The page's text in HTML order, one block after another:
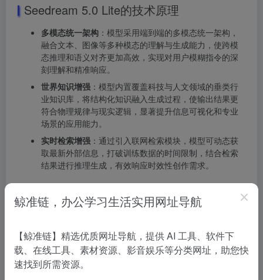
Seedream 5.0 Lite的技术原理
多模态统一架构 ：模型采用端到端的多模态统一架构，
融合文本、图像等多种模态的理解与生成能力，使跨模
态推理和语义对齐更加高效，实现对用户模糊指令的深
刻理解和精准响应。
世界知识增强 ：模型内置覆盖科技与人文领域的垂类行
业知识库，将结构化知识融入生成过程，使输出结果更
符合物理规律与现实逻辑，显著提升信息可视化和专业
场景的应用能力。
实时检索增强 ：通过引入联网检索模块，模型可动态获
取最新外部信息，打破训练数据的时间限制，结合检索
结果进行推理生成，有效响应时效性创作需求。
如何使用Seedream 5.0 Lite
即梦 AI 网页端
：访问官网，进入图片生成模块，选择”
火山方舟体验中心：登录火山方舟平台，进入视觉模型
板块，选择图片生成-Doubao-Seedream-5.0-lite进行体
验。
鲸准链，办公学习生活实用网址导航
【鲸准链】精选优质网址导航，提供 AI 工具、软件下
载、在线工具、素材资源、影音娱乐等分类网址，助您快
速找到所需资源。